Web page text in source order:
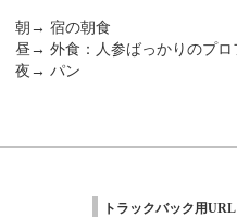
朝→ 宿の朝食
昼→ 外食：人参ばっかりのプロ
夜→ パン
トラックバック用URL